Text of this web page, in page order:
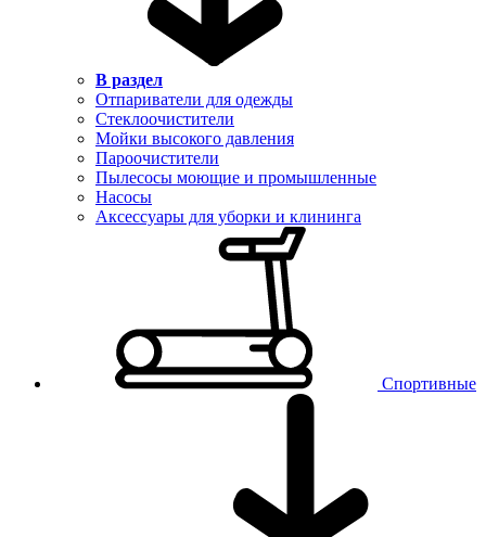
В раздел
Отпариватели для одежды
Стеклоочистители
Мойки высокого давления
Пароочистители
Пылесосы моющие и промышленные
Насосы
Аксессуары для уборки и клининга
Спортивные